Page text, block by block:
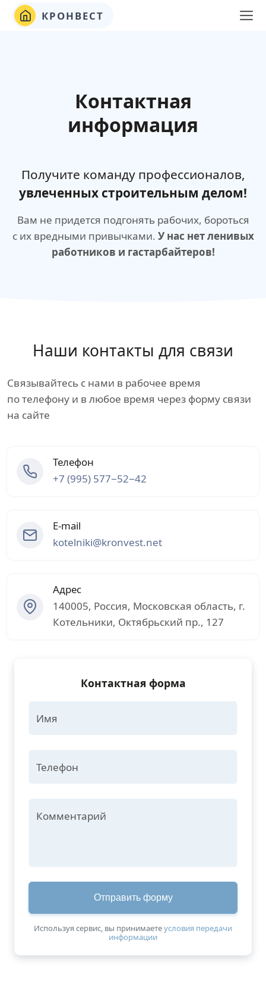
КРОНВЕСТ
Контактная
информация
Получите команду профессионалов,
увлеченных строительным делом!
Вам не придется подгонять рабочих, бороться
с их вредными привычками. У нас нет ленивых
работников и гастарбайтеров!
Наши контакты для связи
Связывайтесь с нами в рабочее время
по телефону и в любое время через форму связи
на сайте
Телефон
+7 (995) 577−52−42
E-mail
kotelniki@kronvest.net
Адрес
140005, Россия, Московская область, г.
Котельники, Октябрьский пр., 127
Контактная форма
Имя
Телефон
Комментарий
Отправить форму
Используя сервис, вы принимаетeусловия передачи
информации